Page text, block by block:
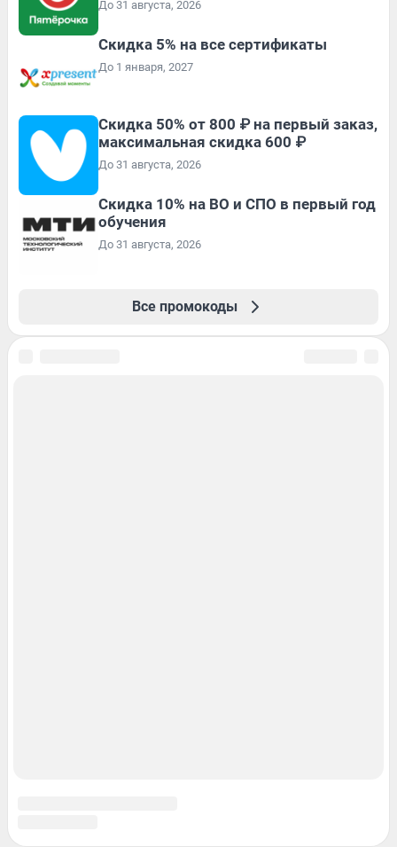
До 31 августа, 2026
Скидка 5% на все сертификаты
До 1 января, 2027
Скидка 50% от 800 ₽ на первый заказ,
максимальная скидка 600 ₽
До 31 августа, 2026
Скидка 10% на ВО и СПО в первый год
обучения
До 31 августа, 2026
Все промокоды